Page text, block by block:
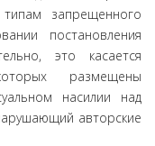
запрещенного
постановления
это касается
размещены
насилии над
авторские